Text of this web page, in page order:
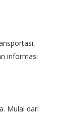
informasi
Mulai dari